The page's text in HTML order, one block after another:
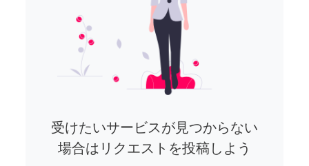
受けたいサービスが見つからない
場合はリクエストを投稿しよう